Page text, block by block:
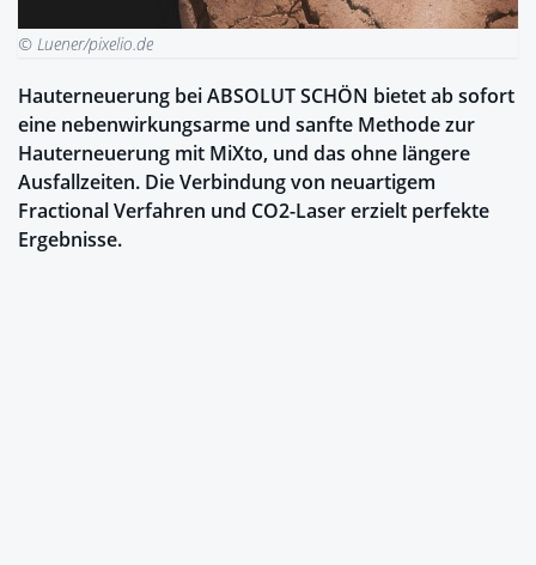
© Luener/pixelio.de
Hauterneuerung bei ABSOLUT SCHÖN bietet ab sofort
eine nebenwirkungsarme und sanfte Methode zur
Hauterneuerung mit MiXto, und das ohne längere
Ausfallzeiten. Die Verbindung von neuartigem
Fractional Verfahren und CO2-Laser erzielt perfekte
Ergebnisse.